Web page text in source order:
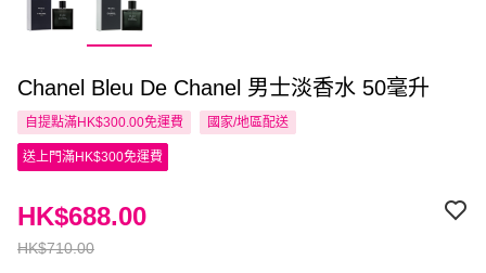
Chanel Bleu De Chanel 男士淡香水 50毫升
自提點滿HK$300.00免運費 國家/地區配送
送上門滿HK$300免運費
HK$710.00
HK$688.00